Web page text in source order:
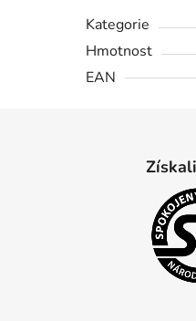
Kategorie
Hmotnost
EAN